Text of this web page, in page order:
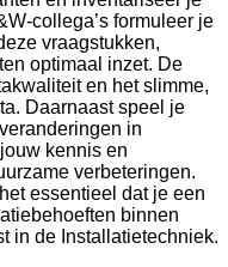
collega’s formuleer je
vraagstukken,
optimaal inzet. De
en het slimme,
Daarnaast speel je
in
kennis en
verbeteringen.
essentieel dat je een
binnen
in de Installatietechniek.